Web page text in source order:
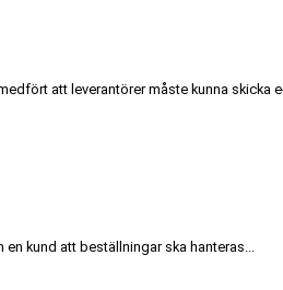
att leverantörer måste kunna skicka e-
kund att beställningar ska hanteras...